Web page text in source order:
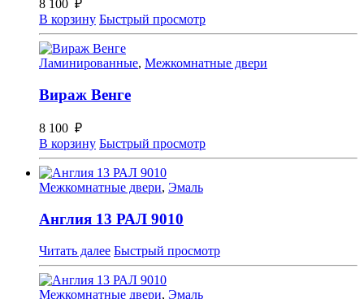
8 100 ₽
В корзину Быстрый просмотр
Ламинированные, Межкомнатные двери
Вираж Венге
8 100 ₽
В корзину Быстрый просмотр
Межкомнатные двери, Эмаль
Англия 13 РАЛ 9010
Читать далее Быстрый просмотр
Межкомнатные двери, Эмаль